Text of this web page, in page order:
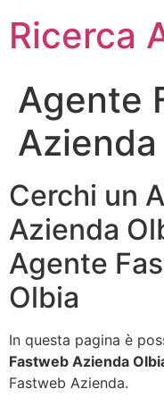
Ricerca
Agente
Cerchi un
Azienda
Agente
Olbia
In questa pagina è
Fastweb Azienda
Fastweb Azienda.